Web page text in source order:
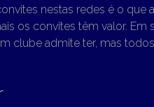
nestas redes é o que
os convites têm valor. Em
clube admite ter, mas